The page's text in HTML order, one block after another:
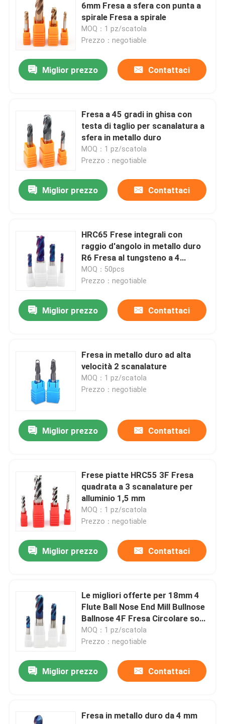
Prodotti
Video
Chi siamo
Controllo di qualità
Contattaci
Notizia
Inserzioni del carburo di tungsteno
Inserti in metallo duro per tornitura
Inserzioni del carburo di CNC
Fresa piatta
Fresa frontale con raggio d'angolo
Fresa in alluminio
6mm Fresa a sfera con punta a
spirale Fresa a spirale
MOQ：1 pz/scatola
Prezzo：negotiable
Miglior prezzo Contattaci
Fresa a 45 gradi in ghisa con
testa di taglio per scanalatura a
sfera in metallo duro
MOQ：1 pz/scatola
Prezzo：negotiable
Miglior prezzo Contattaci
HRC65 Frese integrali con
raggio d'angolo in metallo duro
R6 Fresa al tungsteno a 4
scanalature
MOQ：50pcs
Prezzo：negotiable
Miglior prezzo Contattaci
Fresa in metallo duro ad alta
velocità 2 scanalature
MOQ：1 pz/scatola
Prezzo：negotiable
Miglior prezzo Contattaci
Frese piatte HRC55 3F Fresa
quadrata a 3 scanalature per
alluminio 1,5 mm
MOQ：1 pz/scatola
Prezzo：negotiable
Miglior prezzo Contattaci
Le migliori offerte per 18mm 4
Flute Ball Nose End Mill Bullnose
Ballnose 4F Fresa Circolare sono
su ✓ Confronta prezzi e
caratteristiche di prodotti nuovi
consegna gratis!
MOQ：1 pz/scatola
Prezzo：negotiable
Miglior prezzo Contattaci
Fresa in metallo duro da 4 mm